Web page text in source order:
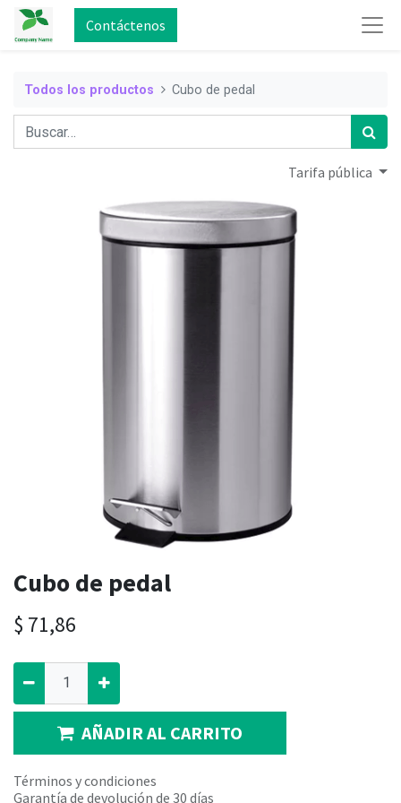
Contáctenos
Todos los productos Cubo de pedal
Tarifa pública
Cubo de pedal
$ 71,86
AÑADIR AL CARRITO
Términos y condiciones
Garantía de devolución de 30 días